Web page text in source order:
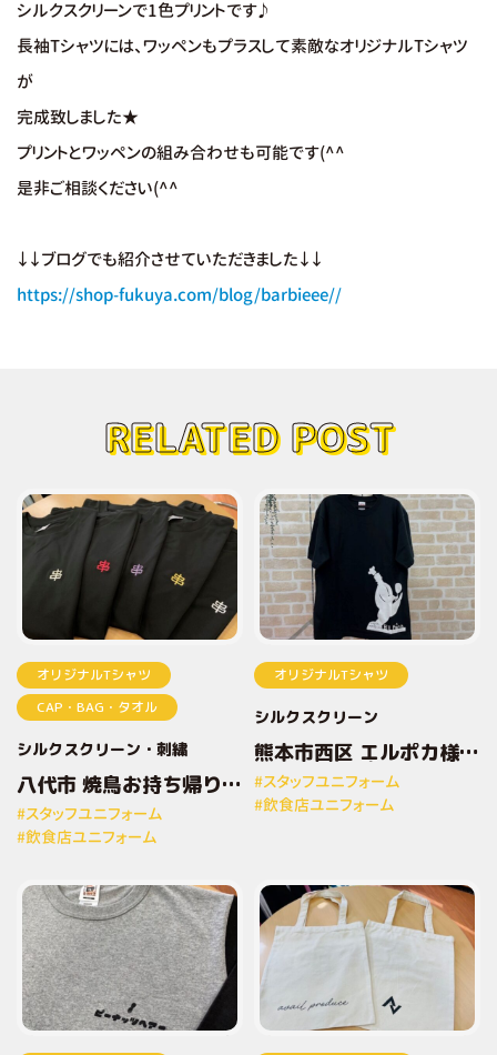
e
b
te
r
シルクスクリーンで1色プリントです♪
長袖Tシャツには、ワッペンもプラスして素敵なオリジナルTシャツ
が
完成致しました★
プリントとワッペンの組み合わせも可能です(^^
是非ご相談ください(^^
↓↓ブログでも紹介させていただきました↓↓
https://shop-fukuya.com/blog/barbieee//
RELATED POST
オリジナルTシャツ
CAP・BAG・タオル
シルクスクリーン 刺繍
八代市 焼鳥お持ち帰り専
門店とりしん様 オリジナ
ルプリントTシャツ
#スタッフユニフォーム
#飲食店ユニフォーム
オリジナルTシャツ
シルクスクリーン
熊本市西区 エルポカ様
オリジナルプリントTシ
ャツ
#スタッフユニフォーム
#飲食店ユニフォーム